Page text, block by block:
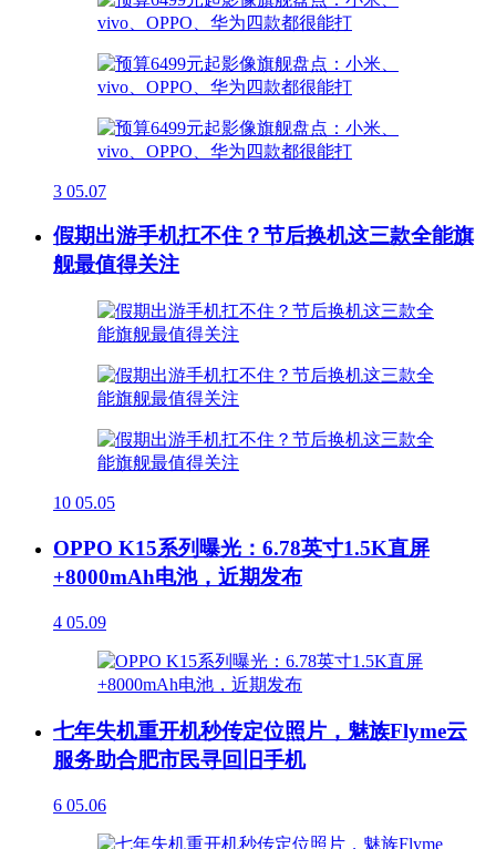
3 05.07
假期出游手机扛不住？节后换机这三款全能旗
舰最值得关注
10 05.05
OPPO K15系列曝光：6.78英寸1.5K直屏
+8000mAh电池，近期发布
4 05.09
七年失机重开机秒传定位照片，魅族Flyme云
服务助合肥市民寻回旧手机
6 05.06